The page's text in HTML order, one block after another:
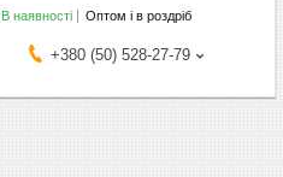
В наявності Оптом і в роздріб
+380 (50) 528-27-79